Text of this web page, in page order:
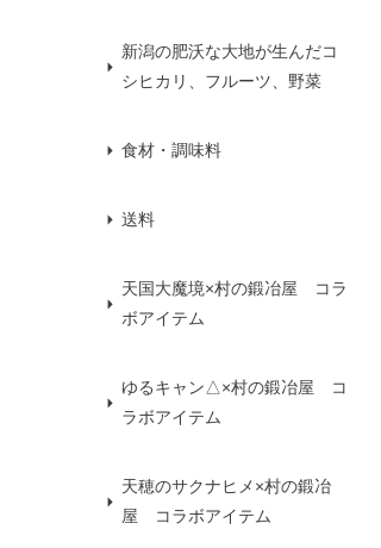
新潟の肥沃な大地が生んだコ
シヒカリ、フルーツ、野菜
食材・調味料
送料
天国大魔境×村の鍛冶屋 コラ
ボアイテム
ゆるキャン△×村の鍛冶屋 コ
ラボアイテム
天穂のサクナヒメ×村の鍛冶
屋 コラボアイテム